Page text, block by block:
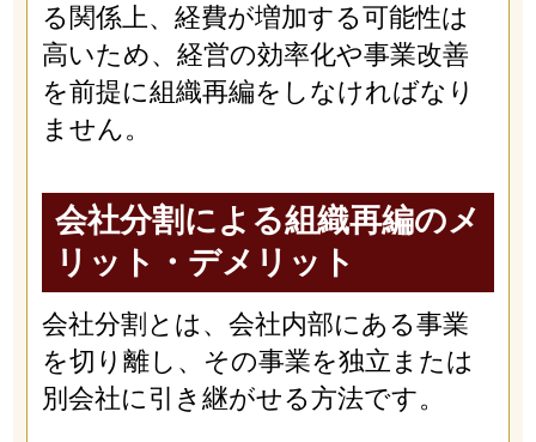
る関係上、経費が増加する可能性は
高いため、経営の効率化や事業改善
を前提に組織再編をしなければなり
ません。
会社分割による組織再編のメ
リット・デメリット
会社分割とは、会社内部にある事業
を切り離し、その事業を独立または
別会社に引き継がせる方法です。